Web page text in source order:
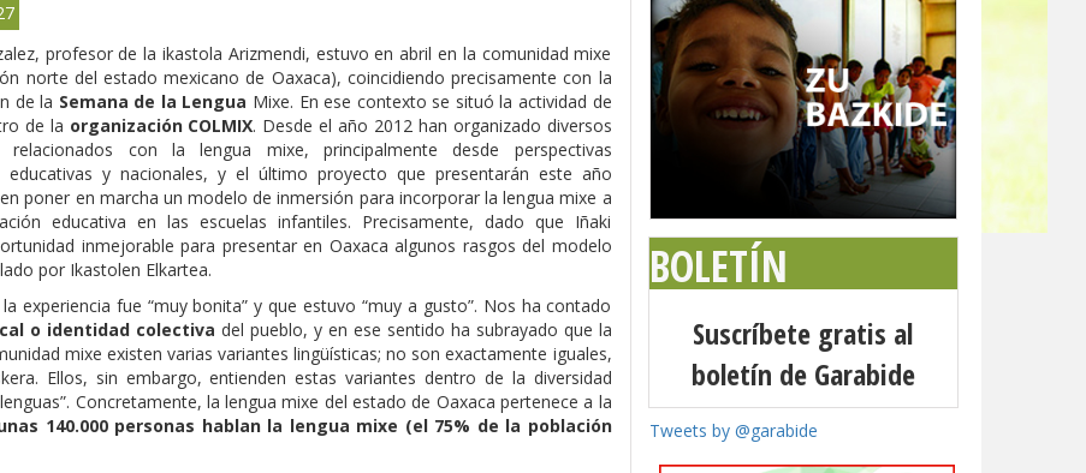
profesor de la ikastola Arizmendi, estuvo en abril en la comunidad mixe
norte del estado mexicano de Oaxaca), coincidiendo precisamente con la
de la Semana de la Lengua Mixe. En ese contexto se situó la actividad de
de la organización COLMIX. Desde el año 2012 han organizado diversos
relacionados con la lengua mixe, principalmente desde perspectivas
educativas y nacionales, y el último proyecto que presentarán este año
poner en marcha un modelo de inmersión para incorporar la lengua mixe a
educativa en las escuelas infantiles. Precisamente, dado que Iñaki
inmejorable para presentar en Oaxaca algunos rasgos del modelo
por Ikastolen Elkartea.
experiencia fue “muy bonita” y que estuvo “muy a gusto”. Nos ha contado
o identidad colectiva del pueblo, y en ese sentido ha subrayado que la
mixe existen varias variantes lingüísticas; no son exactamente iguales,
Ellos, sin embargo, entienden estas variantes dentro de la diversidad
Concretamente, la lengua mixe del estado de Oaxaca pertenece a la
140.000 personas hablan la lengua mixe (el 75% de la población
BOLETÍN
Suscríbete gratis al
boletín de Garabide
Tweets by @garabide